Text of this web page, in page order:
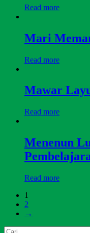
Read more
Mari
Read more
Mawar
Read more
Menenun
Read more
1
2
→